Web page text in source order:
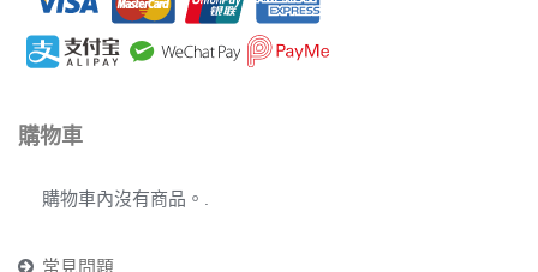
購物車
購物車內沒有商品。.
常見問題